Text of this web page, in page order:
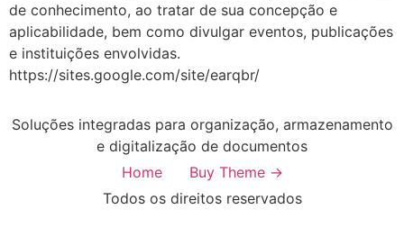
de conhecimento, ao tratar de sua concepção e
aplicabilidade, bem como divulgar eventos, publicações
e instituições envolvidas.
https://sites.google.com/site/earqbr/
Soluções integradas para organização, armazenamento
e digitalização de documentos
Home
Buy Theme →
Todos os direitos reservados